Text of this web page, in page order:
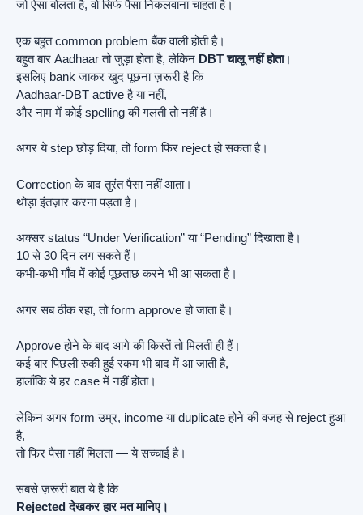
जो ऐसा बोलता है, वो सिर्फ पैसा निकलवाना चाहता है।
एक बहुत common problem बैंक वाली होती है।
बहुत बार Aadhaar तो जुड़ा होता है, लेकिन DBT चालू नहीं होता।
इसलिए bank जाकर खुद पूछना ज़रूरी है कि
Aadhaar-DBT active है या नहीं,
और नाम में कोई spelling की गलती तो नहीं है।
अगर ये step छोड़ दिया, तो form फिर reject हो सकता है।
Correction के बाद तुरंत पैसा नहीं आता।
थोड़ा इंतज़ार करना पड़ता है।
अक्सर status “Under Verification” या “Pending” दिखाता है।
10 से 30 दिन लग सकते हैं।
कभी-कभी गाँव में कोई पूछताछ करने भी आ सकता है।
अगर सब ठीक रहा, तो form approve हो जाता है।
Approve होने के बाद आगे की किस्तें तो मिलती ही हैं।
कई बार पिछली रुकी हुई रकम भी बाद में आ जाती है,
हालाँकि ये हर case में नहीं होता।
लेकिन अगर form उम्र, income या duplicate होने की वजह से reject हुआ
है,
तो फिर पैसा नहीं मिलता — ये सच्चाई है।
सबसे ज़रूरी बात ये है कि
Rejected देखकर हार मत मानिए।